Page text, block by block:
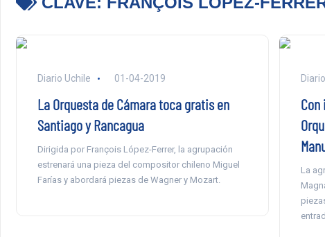
Diario Uchile 01-04-2019
La Orquesta de Cámara toca gratis en
Santiago y Rancagua
Dirigida por François López-Ferrer, la agrupación
estrenará una pieza del compositor chileno Miguel
Farías y abordará piezas de Wagner y Mozart.
La